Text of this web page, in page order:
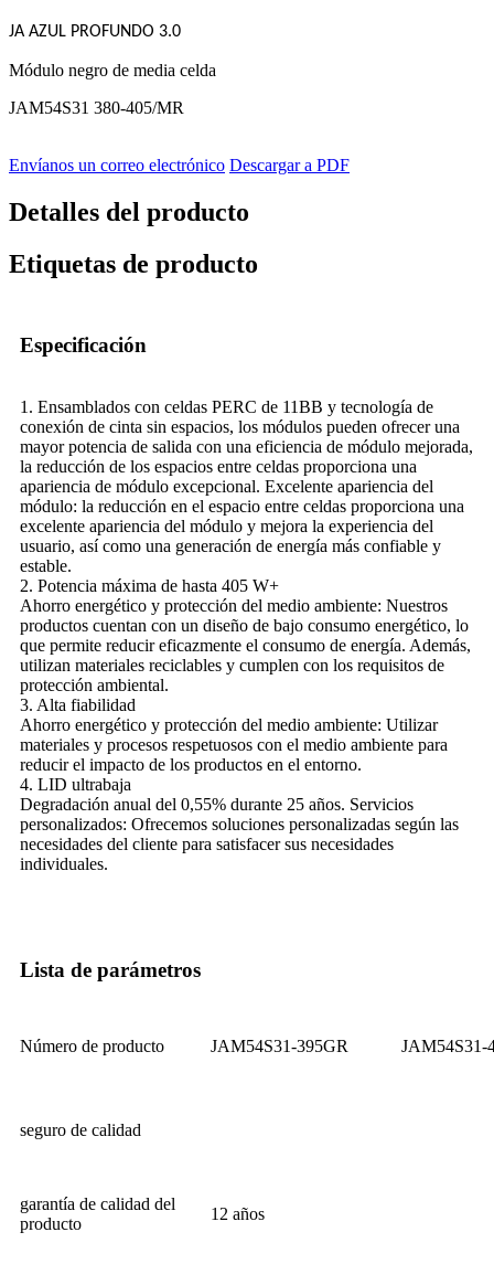
JA AZUL PROFUNDO 3.0
Módulo negro de media celda
JAM54S31 380-405/MR
Envíanos un correo electrónico Descargar a PDF
Detalles del producto
Etiquetas de producto
Especificación
1. Ensamblados con celdas PERC de 11BB y tecnología de
conexión de cinta sin espacios, los módulos pueden ofrecer una
mayor potencia de salida con una eficiencia de módulo mejorada,
la reducción de los espacios entre celdas proporciona una
apariencia de módulo excepcional. Excelente apariencia del
módulo: la reducción en el espacio entre celdas proporciona una
excelente apariencia del módulo y mejora la experiencia del
usuario, así como una generación de energía más confiable y
estable.
2. Potencia máxima de hasta 405 W+
Ahorro energético y protección del medio ambiente: Nuestros
productos cuentan con un diseño de bajo consumo energético, lo
que permite reducir eficazmente el consumo de energía. Además,
utilizan materiales reciclables y cumplen con los requisitos de
protección ambiental.
3. Alta fiabilidad
Ahorro energético y protección del medio ambiente: Utilizar
materiales y procesos respetuosos con el medio ambiente para
reducir el impacto de los productos en el entorno.
4. LID ultrabaja
Degradación anual del 0,55% durante 25 años. Servicios
personalizados: Ofrecemos soluciones personalizadas según las
necesidades del cliente para satisfacer sus necesidades
individuales.
Lista de parámetros
Número de producto JAM54S31-395GR JAM54S31-
seguro de calidad
garantía de calidad del
producto
12 años